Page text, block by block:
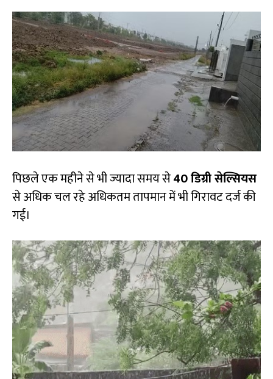
पिछले एक महीने से भी ज्यादा समय से40 डिग्री सेल्सियस
से अधिक चल रहे अधिकतम तापमान में भी गिरावट दर्ज की
गई।